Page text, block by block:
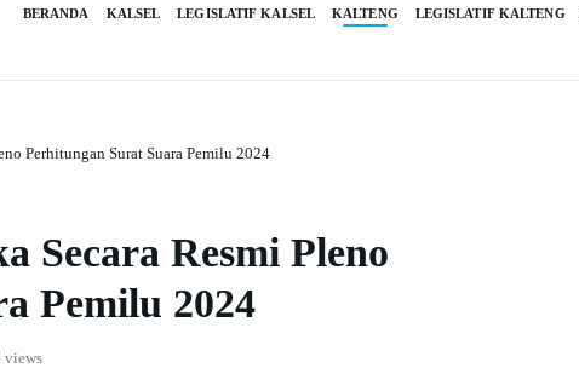
BERANDA KALSEL LEGISLATIF KALSEL KALTENG LEGISLATIF KALTENG
Perhitungan Surat Suara Pemilu 2024
Secara Resmi Pleno
Pemilu 2024
views